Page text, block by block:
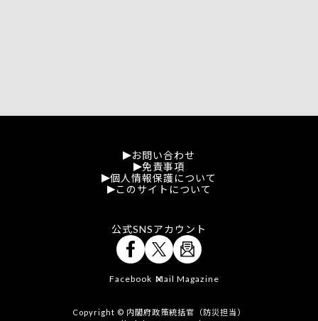
お問い合わせ
免責事項
個人情報保護について
このサイトについて
公式SNSアカウント
Facebook X
Mail Magazine
Copyright © 内閣府政策統括官（防災担当）